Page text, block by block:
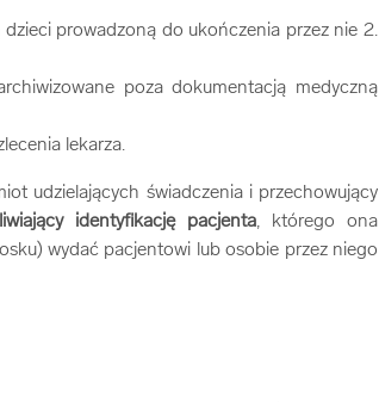
prowadzoną do ukończenia przez nie 2.
poza dokumentacją medyczną
lekarza.
udzielających świadczenia i przechowujący
identyfikację pacjenta, którego ona
wydać pacjentowi lub osobie przez niego